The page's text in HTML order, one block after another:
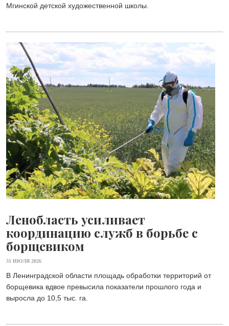
Мгинской детской художественной школы.
Ленобласть усиливает
координацию служб в борьбе с
борщевиком
31 ИЮЛЯ 2026
В Ленинградской области площадь обработки территорий от
борщевика вдвое превысила показатели прошлого года и
выросла до 10,5 тыс. га.